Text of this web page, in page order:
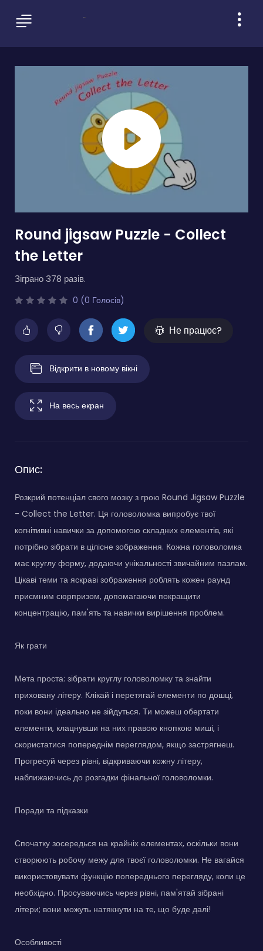
Round jigsaw Puzzle - Collect
the Letter
Зіграно 378 разів.
0 (0 Голосів)
Не працює?
Відкрити в новому вікні
На весь екран
Опис:
Розкрий потенціал свого мозку з грою Round Jigsaw Puzzle
- Collect the Letter. Ця головоломка випробує твої
когнітивні навички за допомогою складних елементів, які
потрібно зібрати в цілісне зображення. Кожна головоломка
має круглу форму, додаючи унікальності звичайним пазлам.
Цікаві теми та яскраві зображення роблять кожен раунд
приємним сюрпризом, допомагаючи покращити
концентрацію, пам'ять та навички вирішення проблем.
Як грати
Мета проста: зібрати круглу головоломку та знайти
приховану літеру. Клікай і перетягай елементи по дошці,
поки вони ідеально не зійдуться. Ти можеш обертати
елементи, клацнувши на них правою кнопкою миші, і
скористатися попереднім переглядом, якщо застрягнеш.
Прогресуй через рівні, відкриваючи кожну літеру,
наближаючись до розгадки фінальної головоломки.
Поради та підказки
Спочатку зосередься на крайніх елементах, оскільки вони
створюють робочу межу для твоєї головоломки. Не вагайся
використовувати функцію попереднього перегляду, коли це
необхідно. Просуваючись через рівні, пам'ятай зібрані
літери; вони можуть натякнути на те, що буде далі!
Особливості